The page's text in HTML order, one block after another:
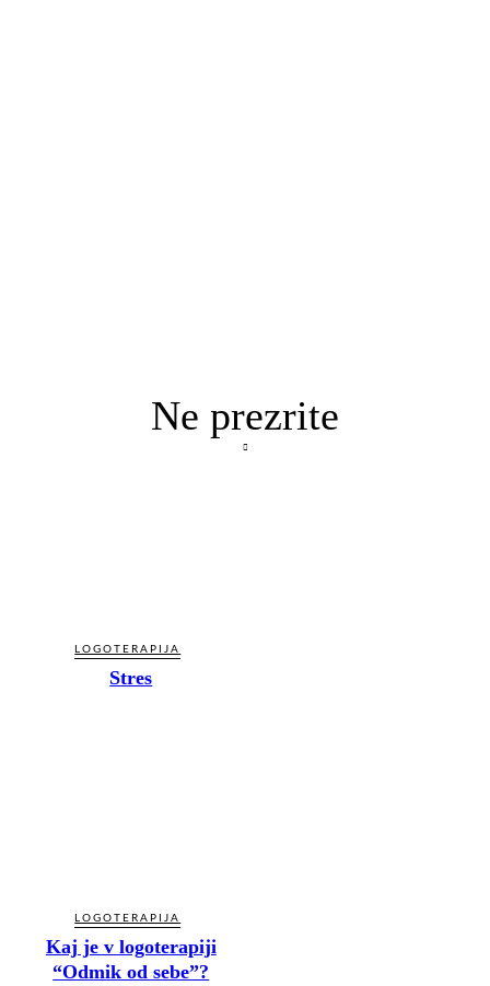
Ne prezrite
LOGOTERAPIJA
Stres
LOGOTERAPIJA
Kaj je v logoterapiji
“Odmik od sebe”?